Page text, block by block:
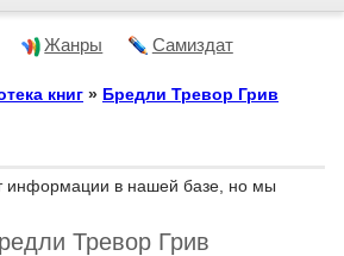
Жанры Самиздат
книг » Бредли Тревор Грив
информации в нашей базе, но мы
Тревор Грив